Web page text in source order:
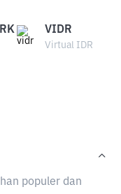
VIDR
Virtual IDR
populer dan